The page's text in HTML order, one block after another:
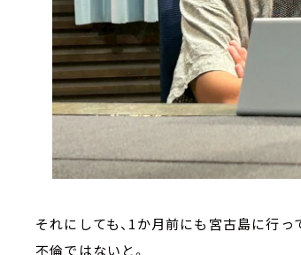
それにしても、1か月前にも宮古島に行っ
不倫ではないと。